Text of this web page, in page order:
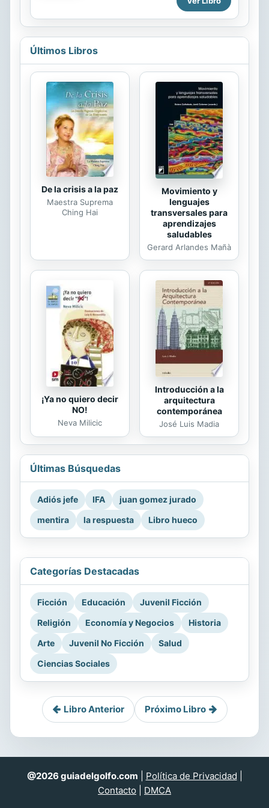
total sinceridad en el trabajo. Pero
actuar como una persona que
libro te enseñará a ser más
así contribuir a fomentar entornos de
trabajo más integradores y
saludables. La serie Inteligencia
Emocional de HBR ofrece una
selección de lecturas inteligentes y
esenciales sobre los aspectos
humanos de la vida...
Últimos Libros
De la crisis a la paz
Maestra Suprema
Ching Hai
Movimiento y
lenguajes
transversales para
aprendizajes
saludables
Gerard Arlandes Mañà
¡Ya no quiero decir
NO!
Neva Milicic
Introducción a la
arquitectura
contemporánea
José Luis Madia
Últimas Búsquedas
Adiós jefe IFA
juan gomez jurado
mentira
la respuesta Libro hueco
Categorías Destacadas
Ficción Educación
Juvenil Ficción
Religión
Economía y Negocios
Historia
Arte
Juvenil No Ficción
Salud
Ciencias Sociales
Libro Anterior Próximo Libro
@2026 guiadelgolfo.com Política de Privacidad
Contacto
DMCA